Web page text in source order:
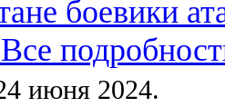
боевики
июня 2024.